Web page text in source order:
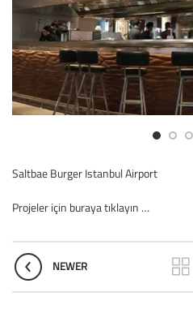
Saltbae Burger Istanbul Airport
Projeler için buraya tıklayın …
NEWER